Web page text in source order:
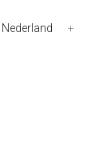
Nederland
+